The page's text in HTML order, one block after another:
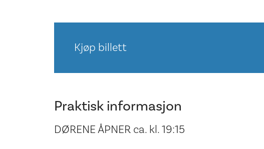
Kjøp billett
Praktisk informasjon
DØRENE ÅPNER ca. kl. 19:15